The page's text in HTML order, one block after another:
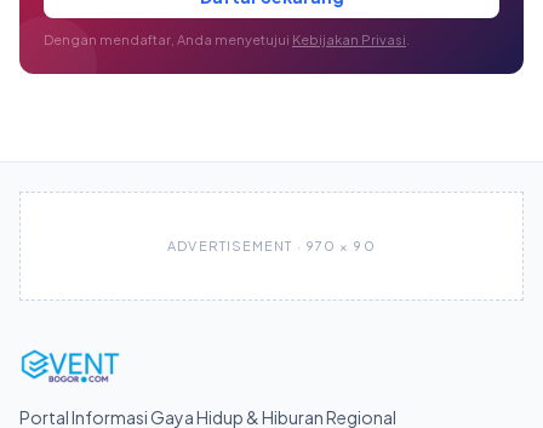
Dengan mendaftar, Anda menyetujui Kebijakan Privasi
ADVERTISEMENT · 970 × 90
Portal Informasi Gaya Hidup & Hiburan Regional